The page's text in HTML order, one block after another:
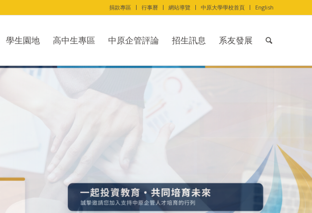
捐款專區 行事曆 網站導覽 中原大學學校首頁 English
學生園地 高中生專區 中原企管評論 招生訊息 系友發展